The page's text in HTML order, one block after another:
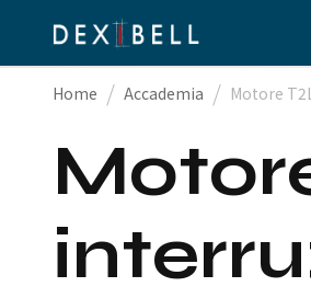
Home / Accademia / Motore